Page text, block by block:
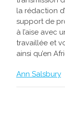
la rédaction
support de
à l’aise avec
travaillée et
ainsi qu’en
Ann Salsbury